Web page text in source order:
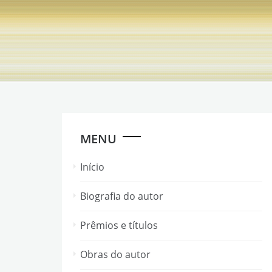
to
content
MENU
Início
Biografia do autor
Prêmios e títulos
Obras do autor